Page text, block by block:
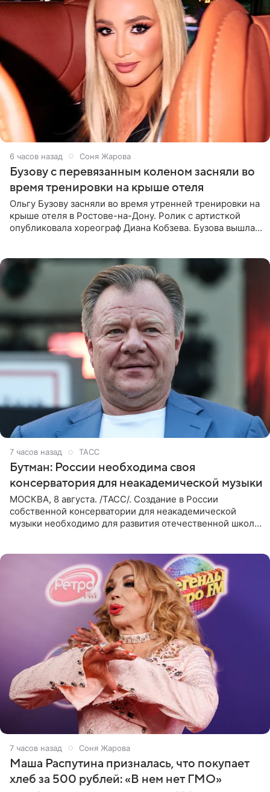
6 часов назад Соня Жарова
Бузову с перевязанным коленом засняли во
время тренировки на крыше отеля
Ольгу Бузову засняли во время утренней тренировки на
крыше отеля в Ростове-на-Дону. Ролик с артисткой
опубликовала хореограф Диана Кобзева. Бузова вышла
7 часов назад ТАСС
Бутман: России необходима своя
консерватория для неакадемической музыки
МОСКВА, 8 августа. /ТАСС/. Создание в России
собственной консерватории для неакадемической
музыки необходимо для развития отечественной школы
7 часов назад Соня Жарова
Маша Распутина призналась, что покупает
хлеб за 500 рублей: «В нем нет ГМО»